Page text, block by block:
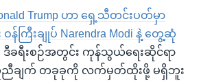
Trump ဟာ ရှေ့သီတင်းပတ်မှာ
န်ကြီးချုပ် Narendra Modi နဲ့ တွေ့ဆုံ
ဒီခရီးစဉ်အတွင်း ကုန်သွယ်ရေးဆိုင်ရာ
ညီချက် တခုခုကို လက်မှတ်ထိုးဖို့ မရှိဘူး